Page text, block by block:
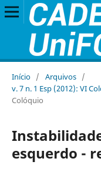
Início / Arquivos /
v. 7 n. 1 Esp (2012): VI
Colóquio
esquerdo -